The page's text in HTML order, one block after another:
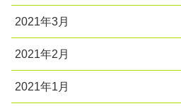
2021年3月
2021年2月
2021年1月